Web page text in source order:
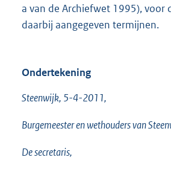
a van de Archiefwet 1995), voor
daarbij aangegeven termijnen.
Ondertekening
Steenwijk, 5-4-2011,
Burgemeester en wethouders van
De secretaris,